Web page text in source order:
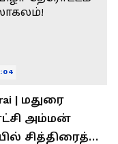
| மதுரை
அம்மன்
சித்திரைத்